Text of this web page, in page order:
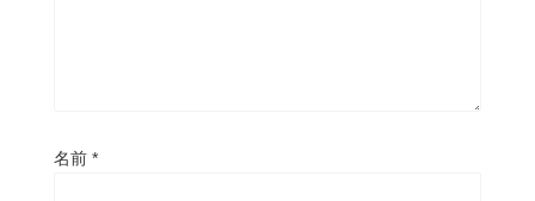
名前 *